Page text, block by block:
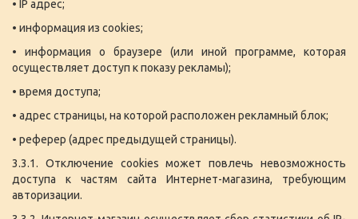
• IP адрес;
• информация из cookies;
• информация о браузере (или иной программе, которая
осуществляет доступ к показу рекламы);
• время доступа;
• адрес страницы, на которой расположен рекламный блок;
• реферер (адрес предыдущей страницы).
3.3.1. Отключение cookies может повлечь невозможность
доступа к частям сайта Интернет-магазина, требующим
авторизации.